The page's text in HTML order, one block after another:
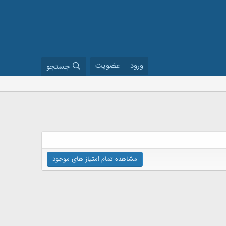
ورود عضویت جستجو
مشاهده تمام امتیاز های موجود